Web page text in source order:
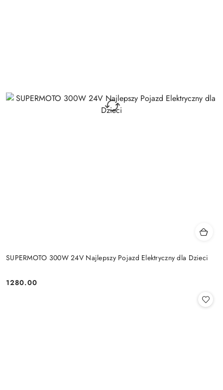
SUPERMOTO 300W 24V Najlepszy Pojazd Elektryczny dla Dzieci
Cena:
1280.00